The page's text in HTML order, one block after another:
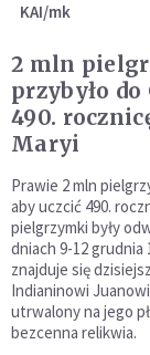
KAI/mk
2 mln
przybyło do
490.
Maryi
Prawie 2 mln
aby uczcić 490.
pielgrzymki były
dniach 9-12
znajduje się
Indianinowi
utrwalony na jego
bezcenna relikwia.